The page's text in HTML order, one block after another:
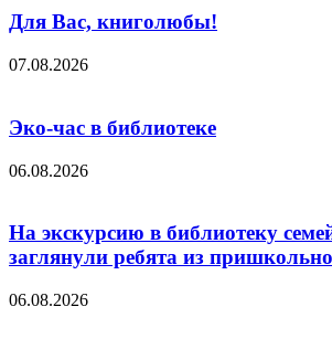
Для Вас, книголюбы!
07.08.2026
Эко-час в библиотеке
06.08.2026
На экскурсию в библиотеку
заглянули ребята из
06.08.2026